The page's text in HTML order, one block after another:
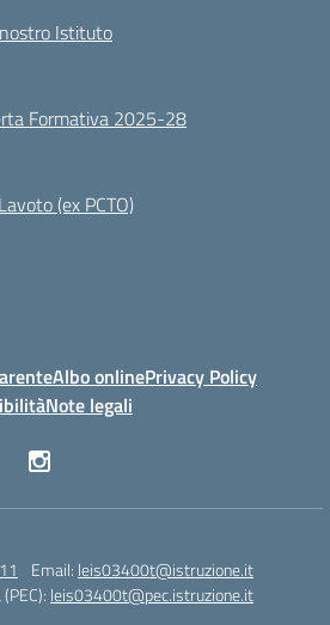
Istituto
Formativa 2025-28
(ex PCTO)
Albo onlinePrivacy Policy
Note legali
Email: leis03400t@istruzione.it
leis03400t@pec.istruzione.it